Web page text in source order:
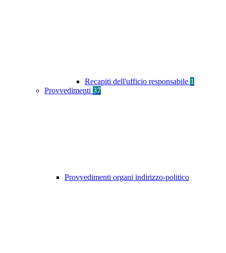
Recapiti dell'ufficio responsabile 1
Provvedimenti 37
Provvedimenti organi indirizzo-politico